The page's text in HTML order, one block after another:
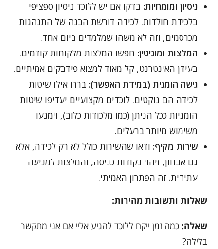
ניסיון ומומחיות: בדקו אם יש ללוכד ניסיון ספציפי
בלכידת חולדות. לכידה דורשת הבנה של התנהגות
מכרסמים, וזה לא משהו שמלמדים ביום אחד.
המלצות ומוניטין: חפשו המלצות מלקוחות קודמים.
בעידן האינטרנט, קל מאוד למצוא פידבקים אמיתיים.
גישה הומנית (במידת האפשר): בררו אילו שיטות
לכידה הם נוקטים. לוכדים מקצועיים יעדיפו שיטות
הומניות ככל הניתן (כמו מלכודות כלוב), וימנעו
משימוש מיותר ברעלים.
שירות מקיף: ודאו שהשירות כולל לא רק לכידה, אלא
גם אבחון, זיהוי נקודות כניסה, והמלצות למניעה
עתידית. זה הפתרון האמיתי.
שאלות ותשובות מהירות:
שאלה: כמה זמן ייקח ללוכד להגיע אליי אם אני מתקשר
בלילה?